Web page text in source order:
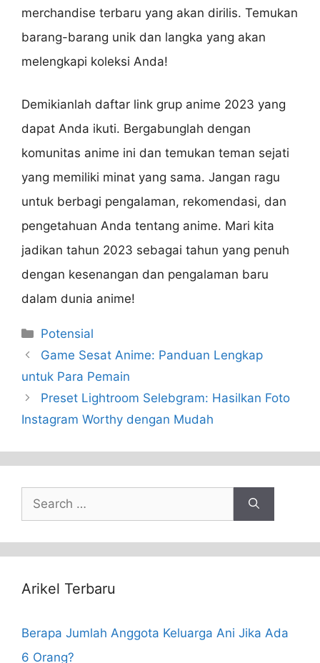
merchandise terbaru yang akan dirilis. Temukan
barang-barang unik dan langka yang akan
melengkapi koleksi Anda!
Demikianlah daftar link grup anime 2023 yang
dapat Anda ikuti. Bergabunglah dengan
komunitas anime ini dan temukan teman sejati
yang memiliki minat yang sama. Jangan ragu
untuk berbagi pengalaman, rekomendasi, dan
pengetahuan Anda tentang anime. Mari kita
jadikan tahun 2023 sebagai tahun yang penuh
dengan kesenangan dan pengalaman baru
dalam dunia anime!
Categories
Potensial
Game Sesat Anime: Panduan Lengkap
untuk Para Pemain
Preset Lightroom Selebgram: Hasilkan Foto
Instagram Worthy dengan Mudah
Search
for:
Arikel Terbaru
Berapa Jumlah Anggota Keluarga Ani Jika Ada
6 Orang?